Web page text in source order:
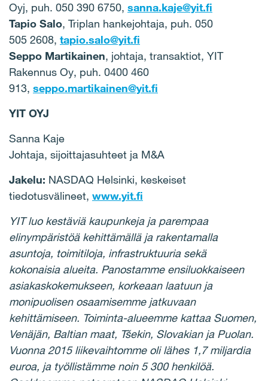
Oyj, puh. 050 390 6750, sanna.kaje@yit.fi
Tapio Salo, Triplan hankejohtaja, puh. 050
505 2608, tapio.salo@yit.fi
Seppo Martikainen, johtaja, transaktiot, YIT
Rakennus Oy, puh. 0400 460
913, seppo.martikainen@yit.fi
YIT OYJ
Sanna Kaje
Johtaja, sijoittajasuhteet ja M&A
Jakelu: NASDAQ Helsinki, keskeiset
tiedotusvälineet, www.yit.fi
YIT luo kestäviä kaupunkeja ja parempaa
elinympäristöä kehittämällä ja rakentamalla
asuntoja, toimitiloja, infrastruktuuria sekä
kokonaisia alueita. Panostamme ensiluokkaiseen
asiakaskokemukseen, korkeaan laatuun ja
monipuolisen osaamisemme jatkuvaan
kehittämiseen. Toiminta-alueemme kattaa Suomen,
Venäjän, Baltian maat, Tšekin, Slovakian ja Puolan.
Vuonna 2015 liikevaihtomme oli lähes 1,7 miljardia
euroa, ja työllistämme noin 5 300 henkilöä.